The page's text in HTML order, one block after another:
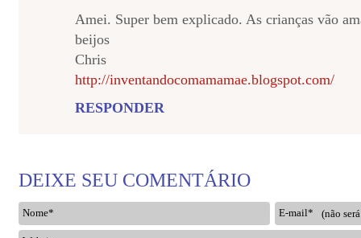
Amei. Super bem explicado. As crianças vão
beijos
Chris
http://inventandocomamamae.blogspot.com/
RESPONDER
DEIXE SEU COMENTÁRIO
Nome* E-mail*